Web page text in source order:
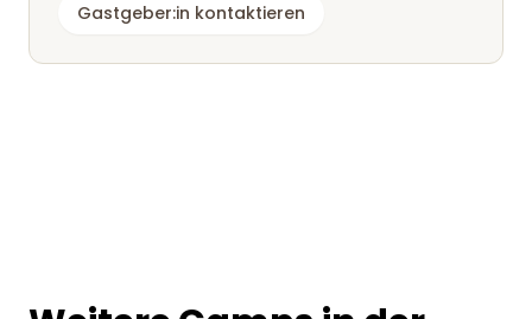
Gastgeber:in kontaktieren